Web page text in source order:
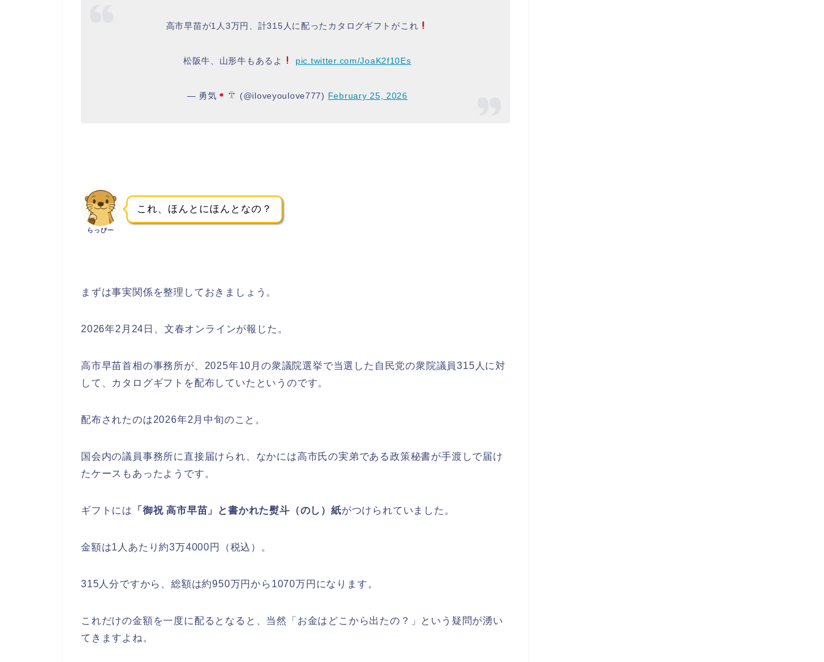
高市早苗が1人3万円、計315人に配ったカタログギフトがこれ
松阪牛、山形牛もあるよ pic.twitter.com/JoaK2f10Es
— 勇気 (@iloveyoulove777) February 25, 2026
らっぴー
これ、ほんとにほんとなの？
まずは事実関係を整理しておきましょう。
2026年2月24日、文春オンラインが報じた。
高市早苗首相の事務所が、2025年10月の衆議院選挙で当選した自民党の衆院議員315人に対
して、カタログギフトを配布していたというのです。
配布されたのは2026年2月中旬のこと。
国会内の議員事務所に直接届けられ、なかには高市氏の実弟である政策秘書が手渡しで届け
たケースもあったようです。
ギフトには 「御祝 高市早苗」と書かれた熨斗（のし）紙がつけられていました。
金額は1人あたり約3万4000円（税込）。
315人分ですから、総額は約950万円から1070万円になります。
これだけの金額を一度に配るとなると、当然「お金はどこから出たの？」という疑問が湧い
てきますよね。